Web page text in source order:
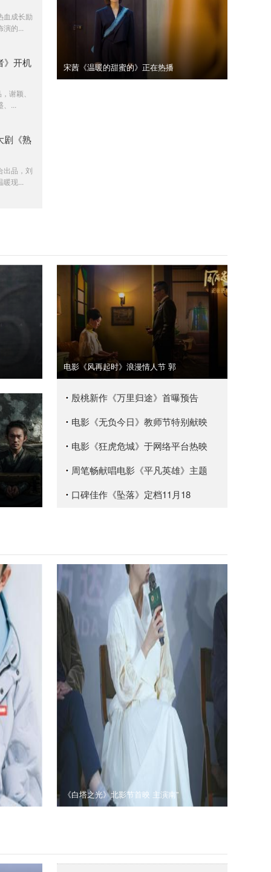
血成长励
的...
》开机
谢颖、
...
剧《熟
出品，刘
现...
宋茜《温暖的甜蜜的》正在热播
电影《风再起时》浪漫情人节 郭
殷桃新作《万里归途》首曝预告
电影《无负今日》教师节特别献映
电影《狂虎危城》于网络平台热映
周笔畅献唱电影《平凡英雄》主题
口碑佳作《坠落》定档11月18
《白塔之光》北影节首映 主演南”